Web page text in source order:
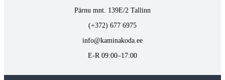
Pärnu mnt. 139E/2 Tallinn
(+372) 677 6975
info@kaminakoda.ee
E-R 09:00–17:00